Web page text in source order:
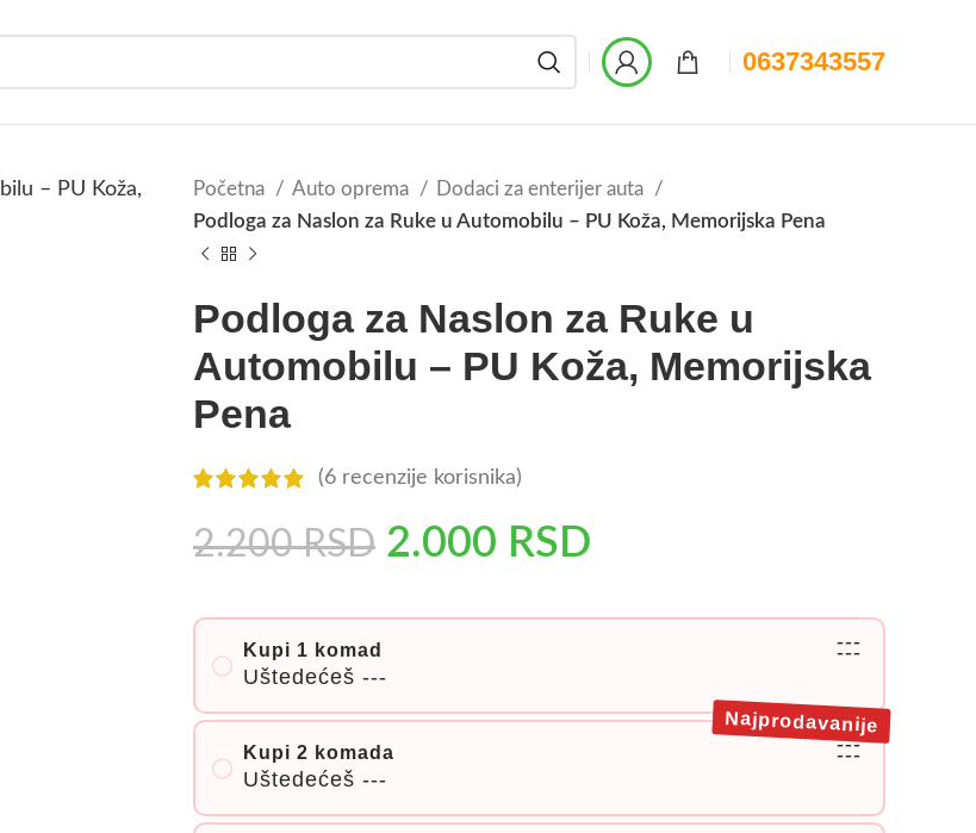
0637343557
Početna Auto oprema
Dodaci za enterijer auta
Podloga za Naslon za Ruke u Automobilu – PU Koža, Memorijska Pena
Podloga za Naslon za Ruke u
Automobilu – PU Koža, Memorijska
Pena
(6 recenzije korisnika)
2.200RSD 2.000 RSD
Kupi 1 komad
Uštedećeš ---
---
---
Kupi 2 komada
Uštedećeš ---
---
---
Najprodavanije